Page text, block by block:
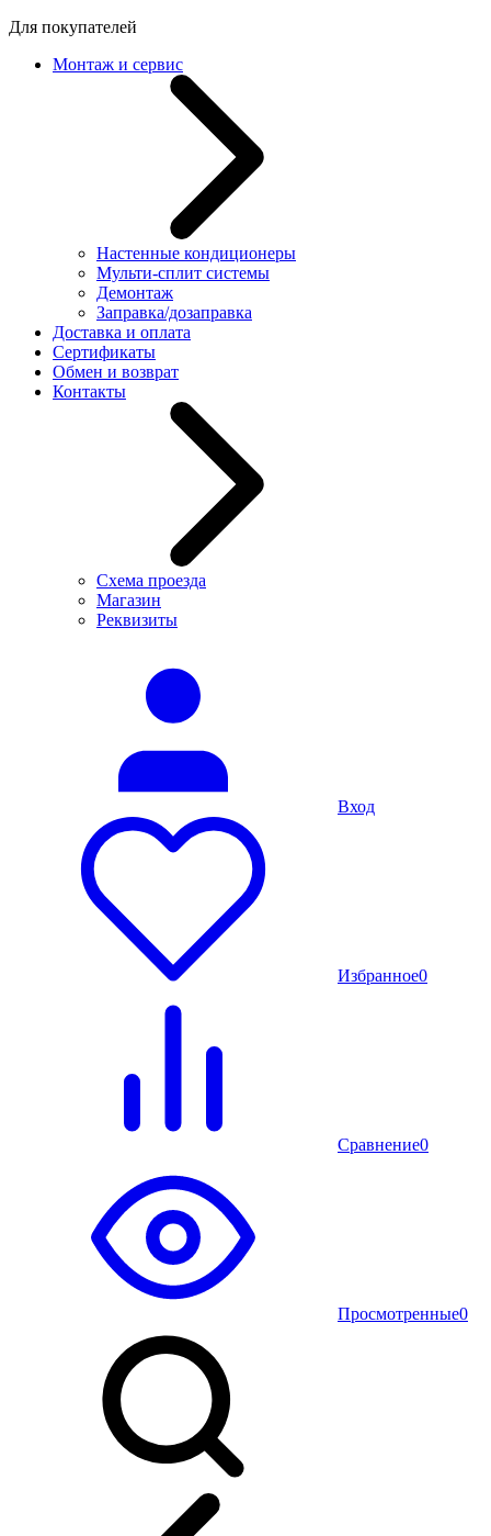
Для покупателей
Монтаж и сервис
Настенные кондиционеры
Мульти-сплит системы
Демонтаж
Заправка/дозаправка
Доставка и оплата
Сертификаты
Обмен и возврат
Контакты
Схема проезда
Магазин
Реквизиты
Вход
Избранное0
Сравнение0
Просмотренные0